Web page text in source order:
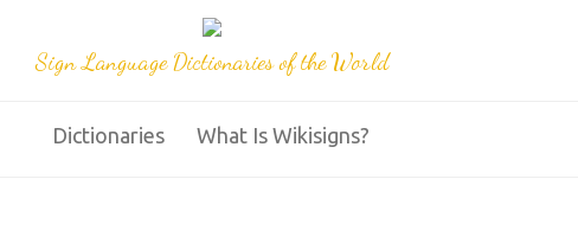
Sign Language Dictionaries of the World
Dictionaries What Is Wikisigns?